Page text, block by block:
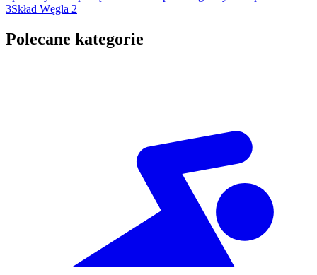
3Skład Węgla 2
Polecane kategorie